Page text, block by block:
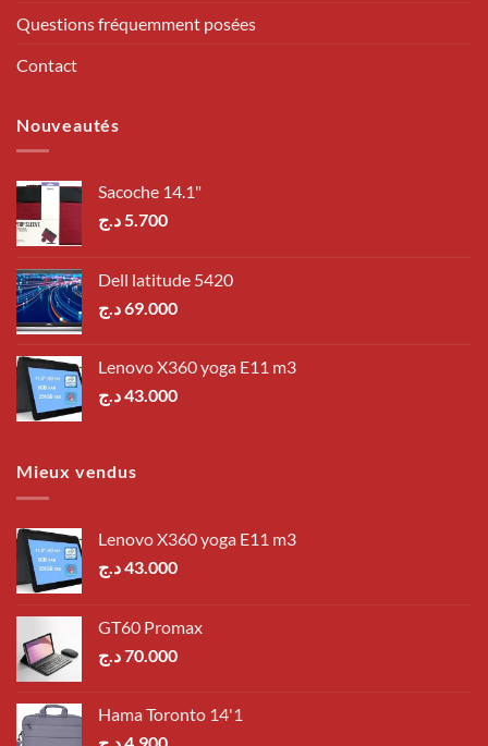
Questions fréquemment posées
Contact
Nouveautés
Sacoche 14.1"
5.700د.ج
Dell latitude 5420
69.000د.ج
Lenovo X360 yoga E11 m3
43.000د.ج
Mieux vendus
Lenovo X360 yoga E11 m3
43.000د.ج
GT60 Promax
70.000د.ج
Hama Toronto 14'1